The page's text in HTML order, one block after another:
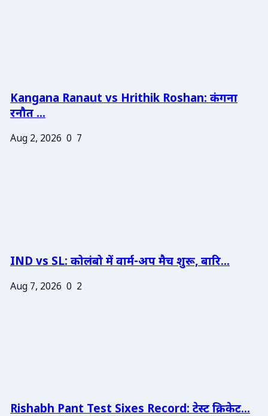
Kangana Ranaut vs Hrithik Roshan: कंगना
रनौत ...
Aug 2, 2026 0 7
IND vs SL: कोलंबो में वार्म-अप मैच शुरू, बारि...
Aug 7, 2026 0 2
Rishabh Pant Test Sixes Record: टेस्ट क्रिकेट...